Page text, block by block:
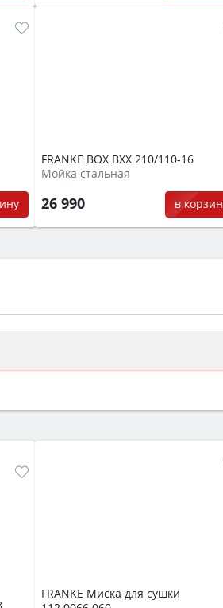
FRANKE BOX BXX 210/110-16
Мойка стальная
26 990 в
гриль, самоочистка,
FRANKE Миска для сушки